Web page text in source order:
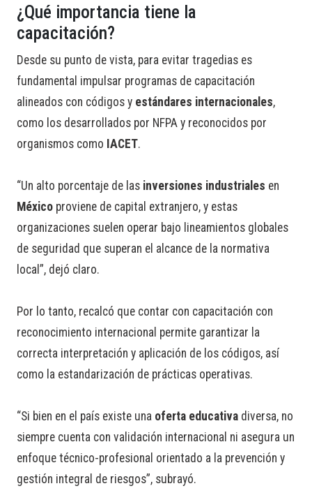
¿Qué importancia tiene la
capacitación?
Desde su punto de vista, para evitar tragedias es
fundamental impulsar programas de capacitación
alineados con códigos y estándares internacionales,
como los desarrollados por NFPA y reconocidos por
organismos como IACET.
“Un alto porcentaje de las inversiones industriales en
México proviene de capital extranjero, y estas
organizaciones suelen operar bajo lineamientos globales
de seguridad que superan el alcance de la normativa
local”, dejó claro.
Por lo tanto, recalcó que contar con capacitación con
reconocimiento internacional permite garantizar la
correcta interpretación y aplicación de los códigos, así
como la estandarización de prácticas operativas.
“Si bien en el país existe una oferta educativa diversa, no
siempre cuenta con validación internacional ni asegura un
enfoque técnico-profesional orientado a la prevención y
gestión integral de riesgos”, subrayó.